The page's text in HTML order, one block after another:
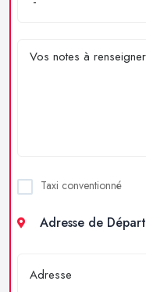
Taxi conventionné
Adresse de Départ